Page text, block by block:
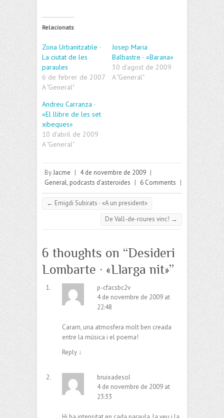
Relacionats
Zona Urbanitzable ·
La ciutat de les
paraules
6 de febrer de 2007
A "General"
Josep Maria
Balbastre · «Barana»
30 d'agost de 2009
A "General"
Andreu Carranza ·
«El llibre de les set
xibeques»
10 d'abril de 2009
A "General"
ByJacme | 4 de novembre de 2009 |
General, podcasts d'asteroides | 6 Comments |
← Emigdi Subirats · «A un president»
De Vall-de-roures vinc! →
6 thoughts on “Desideri
Lombarte · «Llarga nit»”
p-cfacsbc2v
4 de novembre de 2009 at
22:48
Caram, una atmosfera molt ben creada
entre la música i el poema!
Reply ↓
bruixadesol
4 de novembre de 2009 at
23:33